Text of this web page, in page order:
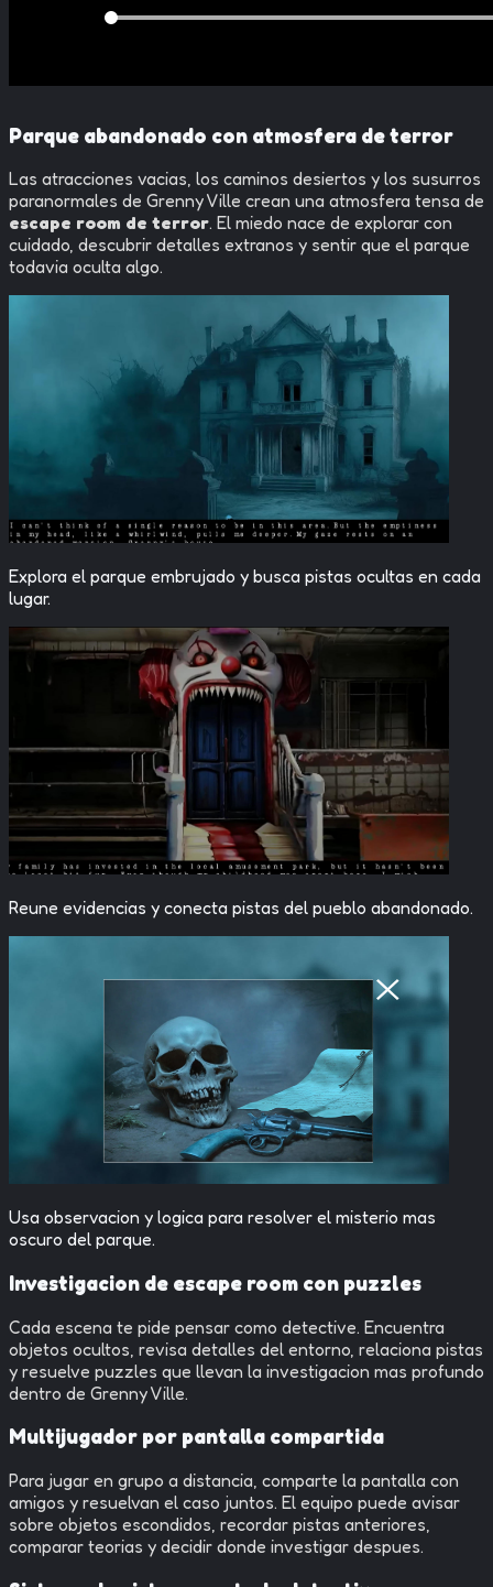
Parque abandonado con atmosfera de terror
Las atracciones vacias, los caminos desiertos y los susurros
paranormales de Grenny Ville crean una atmosfera tensa de
escape room de terror. El miedo nace de explorar con
cuidado, descubrir detalles extranos y sentir que el parque
todavia oculta algo.
Explora el parque embrujado y busca pistas ocultas en cada
lugar.
Reune evidencias y conecta pistas del pueblo abandonado.
Usa observacion y logica para resolver el misterio mas
oscuro del parque.
Investigacion de escape room con puzzles
Cada escena te pide pensar como detective. Encuentra
objetos ocultos, revisa detalles del entorno, relaciona pistas
y resuelve puzzles que llevan la investigacion mas profundo
dentro de Grenny Ville.
Multijugador por pantalla compartida
Para jugar en grupo a distancia, comparte la pantalla con
amigos y resuelvan el caso juntos. El equipo puede avisar
sobre objetos escondidos, recordar pistas anteriores,
comparar teorias y decidir donde investigar despues.